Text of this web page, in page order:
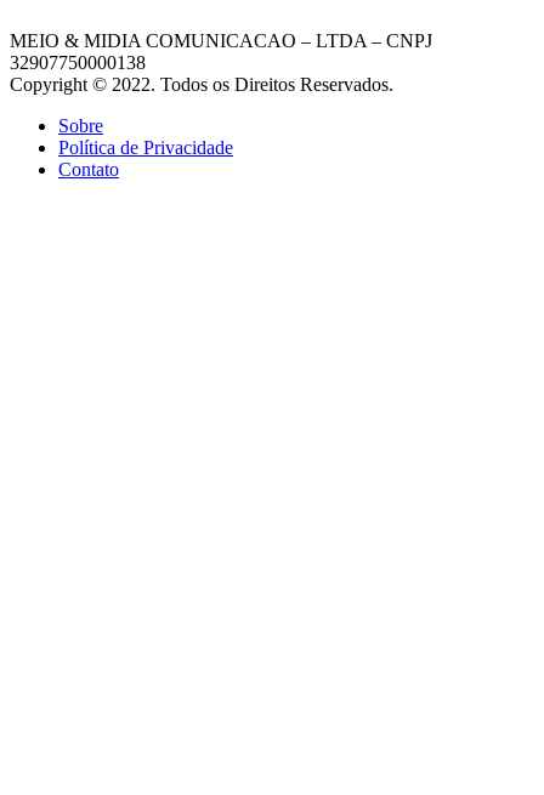
MEIO & MIDIA COMUNICACAO – LTDA – CNPJ
32907750000138
Copyright © 2022. Todos os Direitos Reservados.
Sobre
Política de Privacidade
Contato